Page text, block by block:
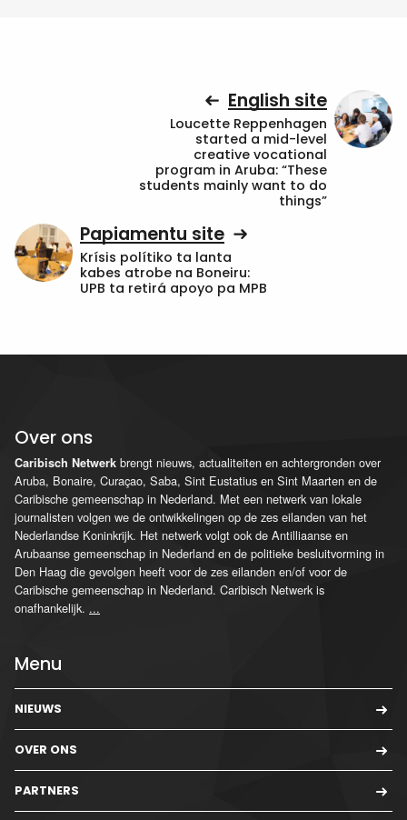
English site
Loucette Reppenhagen
started a mid-level
creative vocational
program in Aruba: “These
students mainly want to do
things”
Papiamentu site
Krísis polítiko ta lanta
kabes atrobe na Boneiru:
UPB ta retirá apoyo pa MPB
Over ons
Caribisch Netwerk brengt nieuws, actualiteiten en achtergronden over
Aruba, Bonaire, Curaçao, Saba, Sint Eustatius en Sint Maarten en de
Caribische gemeenschap in Nederland. Met een netwerk van lokale
journalisten volgen we de ontwikkelingen op de zes eilanden van het
Nederlandse Koninkrijk. Het netwerk volgt ook de Antilliaanse en
Arubaanse gemeenschap in Nederland en de politieke besluitvorming in
Den Haag die gevolgen heeft voor de zes eilanden en/of voor de
Caribische gemeenschap in Nederland. Caribisch Netwerk is
onafhankelijk. ...
Menu
NIEUWS
OVER ONS
PARTNERS